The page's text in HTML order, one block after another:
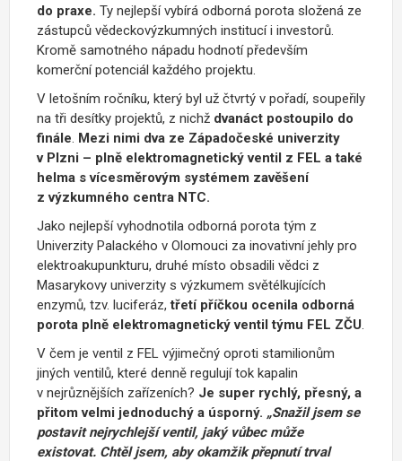
do praxe. Ty nejlepší vybírá odborná porota složená ze
zástupců vědeckovýzkumných institucí i investorů.
Kromě samotného nápadu hodnotí především
komerční potenciál každého projektu.
V letošním ročníku, který byl už čtvrtý v pořadí, soupeřily
na tři desítky projektů, z nichž dvanáct postoupilo do
finále. Mezi nimi dva ze Západočeské univerzity
v Plzni – plně elektromagnetický ventil z FEL a také
helma s vícesměrovým systémem zavěšení
z výzkumného centra NTC.
Jako nejlepší vyhodnotila odborná porota tým z
Univerzity Palackého v Olomouci za inovativní jehly pro
elektroakupunkturu, druhé místo obsadili vědci z
Masarykovy univerzity s výzkumem světélkujících
enzymů, tzv. luciferáz,třetí příčkou ocenila odborná
porota plně elektromagnetický ventil týmu FEL ZČU.
V čem je ventil z FEL výjimečný oproti stamilionům
jiných ventilů, které denně regulují tok kapalin
v nejrůznějších zařízeních? Je super rychlý, přesný, a
přitom velmi jednoduchý a úsporný. „Snažil jsem se
postavit nejrychlejší ventil, jaký vůbec může
existovat. Chtěl jsem, aby okamžik přepnutí trval